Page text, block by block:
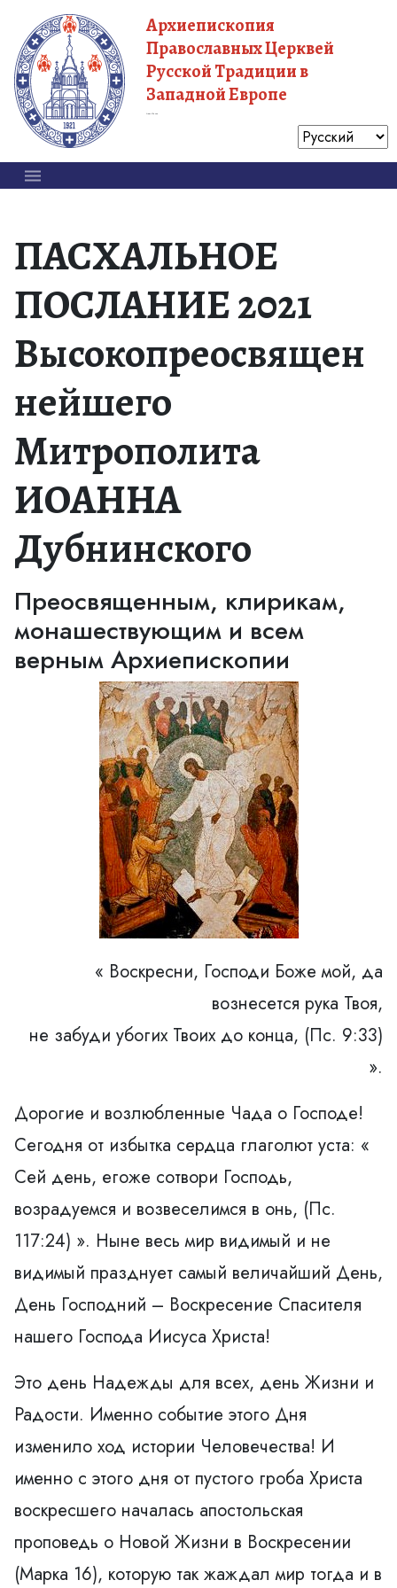
Архиепископия
Православных Церквей
Русской Традиции в
Западной Европе
ПАСХАЛЬНОЕ
ПОСЛАНИЕ 2021
Высокопреосвящен
нейшего
Митрополита
ИОАННА
Дубнинского
Преосвященным, клирикам,
монашествующим и всем
верным Архиепископии
« Воскресни, Господи Боже мой, да
вознесется рука Твоя,
не забуди убогих Твоих до конца, (Пс. 9:33)
».
Дорогие и возлюбленные Чада о Господе!
Сегодня от избытка сердца глаголют уста: «
Сей день, егоже сотвори Господь,
возрадуемся и возвеселимся в онь, (Пс.
117:24) ». Ныне весь мир видимый и не
видимый празднует самый величайший День,
День Господний – Воскресение Спасителя
нашего Господа Иисуса Христа!
Это день Надежды для всех, день Жизни и
Радости. Именно событие этого Дня
изменило ход истории Человечества! И
именно с этого дня от пустого гроба Христа
воскресшего началась апостольская
проповедь о Новой Жизни в Воскресении
(Марка 16), которую так жаждал мир тогда и в